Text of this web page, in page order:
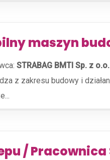
maszyn
STRABAG BMTI Sp. z o.o.
z zakresu budowy i
/ Pracownica